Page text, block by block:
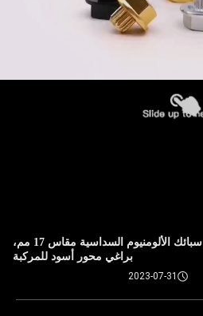
مسامير زخرفية من سبائك الألومنيوم السداسية مقاس 17 مم،
براغي محور أسود للمركبة
2023-07-31